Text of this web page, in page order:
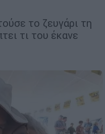
το ζευγάρι τη
τι του έκανε